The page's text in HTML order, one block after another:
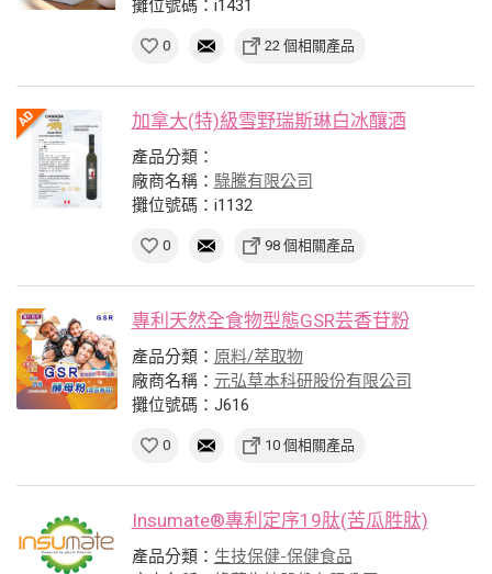
攤位號碼：i1431
0 22 個相關產品
加拿大(特)級雪野瑞斯琳白冰釀酒
產品分類：
廠商名稱： 騄騰有限公司
攤位號碼：i1132
0 98 個相關產品
專利天然全食物型態GSR芸香苷粉
產品分類： 原料/萃取物
廠商名稱： 元弘草本科研股份有限公司
攤位號碼：J616
0 10 個相關產品
Insumate®專利定序19肽(苦瓜胜肽)
產品分類： 生技保健-保健食品